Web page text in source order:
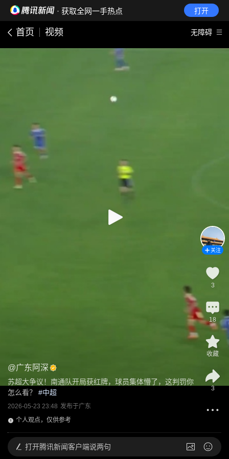
· 获取全网一手热点 打开
首页 视频 无障碍
@广东阿深
苏超大争议！南通队开局获红牌，球员集体懵了，这判罚你
怎么看？
#中超
2026-05-23 23:48 发布于广东
个人观点，仅供参考
关注
3
18
收藏
3
打开腾讯新闻客户端说两句